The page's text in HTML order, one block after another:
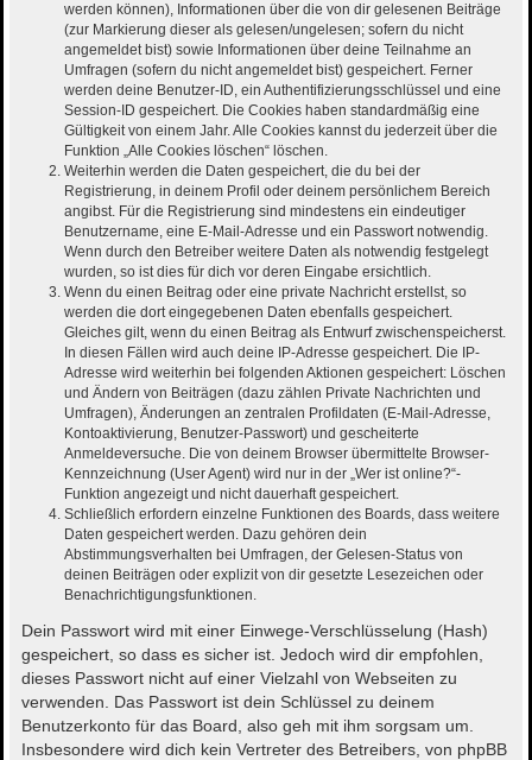
werden können), Informationen über die von dir gelesenen Beiträge
(zur Markierung dieser als gelesen/ungelesen; sofern du nicht
angemeldet bist) sowie Informationen über deine Teilnahme an
Umfragen (sofern du nicht angemeldet bist) gespeichert. Ferner
werden deine Benutzer-ID, ein Authentifizierungsschlüssel und eine
Session-ID gespeichert. Die Cookies haben standardmäßig eine
Gültigkeit von einem Jahr. Alle Cookies kannst du jederzeit über die
Funktion „Alle Cookies löschen“ löschen.
Weiterhin werden die Daten gespeichert, die du bei der
Registrierung, in deinem Profil oder deinem persönlichem Bereich
angibst. Für die Registrierung sind mindestens ein eindeutiger
Benutzername, eine E-Mail-Adresse und ein Passwort notwendig.
Wenn durch den Betreiber weitere Daten als notwendig festgelegt
wurden, so ist dies für dich vor deren Eingabe ersichtlich.
Wenn du einen Beitrag oder eine private Nachricht erstellst, so
werden die dort eingegebenen Daten ebenfalls gespeichert.
Gleiches gilt, wenn du einen Beitrag als Entwurf zwischenspeicherst.
In diesen Fällen wird auch deine IP-Adresse gespeichert. Die IP-
Adresse wird weiterhin bei folgenden Aktionen gespeichert: Löschen
und Ändern von Beiträgen (dazu zählen Private Nachrichten und
Umfragen), Änderungen an zentralen Profildaten (E-Mail-Adresse,
Kontoaktivierung, Benutzer-Passwort) und gescheiterte
Anmeldeversuche. Die von deinem Browser übermittelte Browser-
Kennzeichnung (User Agent) wird nur in der „Wer ist online?“-
Funktion angezeigt und nicht dauerhaft gespeichert.
Schließlich erfordern einzelne Funktionen des Boards, dass weitere
Daten gespeichert werden. Dazu gehören dein
Abstimmungsverhalten bei Umfragen, der Gelesen-Status von
deinen Beiträgen oder explizit von dir gesetzte Lesezeichen oder
Benachrichtigungsfunktionen.
Dein Passwort wird mit einer Einwege-Verschlüsselung (Hash)
gespeichert, so dass es sicher ist. Jedoch wird dir empfohlen,
dieses Passwort nicht auf einer Vielzahl von Webseiten zu
verwenden. Das Passwort ist dein Schlüssel zu deinem
Benutzerkonto für das Board, also geh mit ihm sorgsam um.
Insbesondere wird dich kein Vertreter des Betreibers, von phpBB